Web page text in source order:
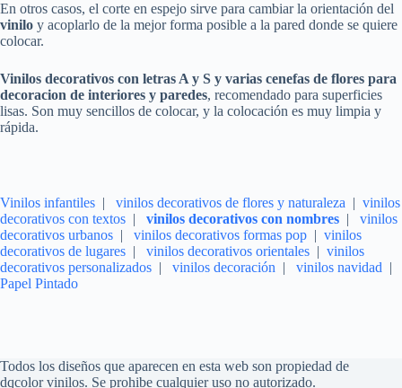
En otros casos, el corte en espejo sirve para cambiar la orientación del
vinilo y acoplarlo de la mejor forma posible a la pared donde se quiere
colocar.
Vinilos decorativos con letras A y S y varias cenefas de flores para
decoracion de interiores y paredes, recomendado para superficies
lisas. Son muy sencillos de colocar, y la colocación es muy limpia y
rápida.
Vinilos infantiles | vinilos decorativos de flores y naturaleza | vinilos
decorativos con textos | vinilos decorativos con nombres | vinilos
decorativos urbanos | vinilos decorativos formas pop | vinilos
decorativos de lugares | vinilos decorativos orientales | vinilos
decorativos personalizados | vinilos decoración | vinilos navidad |
Papel Pintado
Todos los diseños que aparecen en esta web son propiedad de
dqcolor vinilos. Se prohibe cualquier uso no autorizado.